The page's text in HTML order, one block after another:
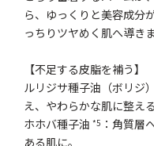
ら、ゆっくりと美容成分
っちりツヤめく肌へ導きま
【不足する皮脂を補う】
ルリジサ種子油（ボリジ
え、やわらかな肌に整える
ホホバ種子油*5 ：角質層
ある肌に。